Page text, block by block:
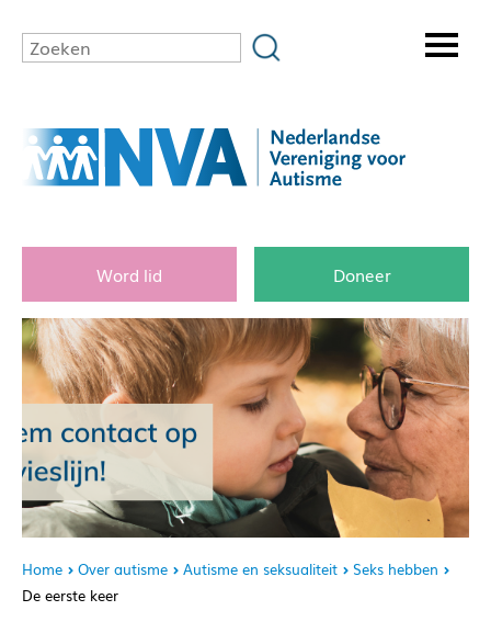
Word lid Doneer
Home Over autisme Autisme en seksualiteit
Seks hebben
De eerste keer